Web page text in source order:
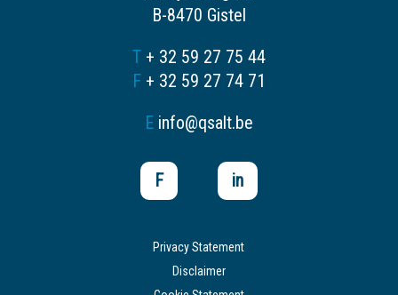
B-8470 Gistel
T + 32 59 27 75 44
F+ 32 59 27 74 71
E info@qsalt.be
F in
Privacy Statement
Disclaimer